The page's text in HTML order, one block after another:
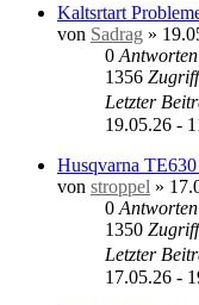
Kaltsrtart
von Sadrag »
0 Antworten
1356
Letzter
19.05.26 -
Husqvarna
von stroppel »
0 Antworten
1350
Letzter
17.05.26 -